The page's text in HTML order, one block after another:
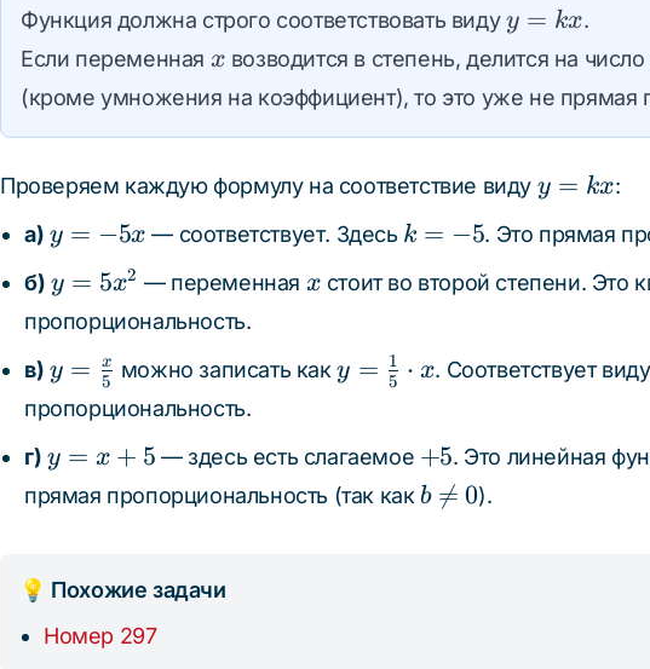
Функция должна строго соответствовать видуy
=
y = kx.
Если переменная x
x возводится в степень, делится на
(кроме умножения на коэффициент), то это уже не прямая
Проверяем каждую формулу на соответствие виду y
kx
y = kx:
а) y
-5x
y = −5x — соответствует. Здесь k
-5
k = −5. Это прямая
б) y =
5x^2
y = 5x2 — переменная x
x стоит во второй степени. Это
пропорциональность.
в) y =
\frac{x}
y = 5
x можно записать какy =
\frac{1}
\cdot x
y = 5
1 ⋅ x. Соответствует виду
пропорциональность.
г) y
=
5
y = x + 5 — здесь есть слагаемое +5
+5. Это линейная
прямая пропорциональность (так как b
b 
= 0).
💡 Похожие задачи
Номер 297